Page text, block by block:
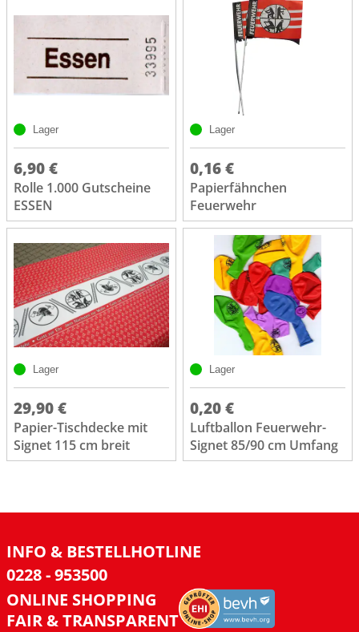
Lager
6,90 €
Rolle 1.000 Gutscheine
ESSEN
Lager
0,16 €
Papierfähnchen
Feuerwehr
Lager
29,90 €
Papier-Tischdecke mit
Signet 115 cm breit
Lager
0,20 €
Luftballon Feuerwehr-
Signet 85/90 cm Umfang
INFO & BESTELLHOTLINE
0228 - 953500
ONLINE SHOPPING
FAIR & TRANSPARENT